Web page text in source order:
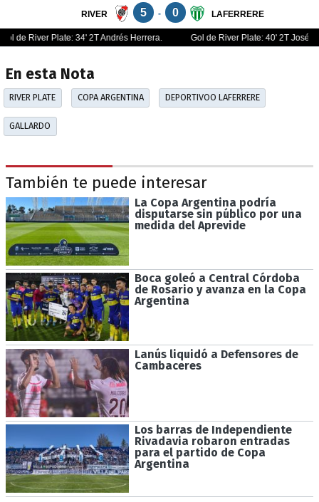
En esta Nota
RIVER PLATE COPA ARGENTINA DEPORTIVOO LAFERRERE
GALLARDO
También te puede interesar
La Copa Argentina podría
disputarse sin público por una
medida del Aprevide
Boca goleó a Central Córdoba
de Rosario y avanza en la Copa
Argentina
Lanús liquidó a Defensores de
Cambaceres
Los barras de Independiente
Rivadavia robaron entradas
para el partido de Copa
Argentina